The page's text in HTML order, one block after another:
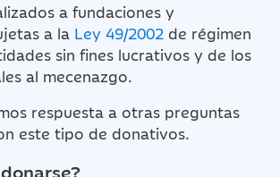
a fundaciones y
a la Ley 49/2002 de régimen
sin fines lucrativos y de los
al mecenazgo.
respuesta a otras preguntas
este tipo de donativos.